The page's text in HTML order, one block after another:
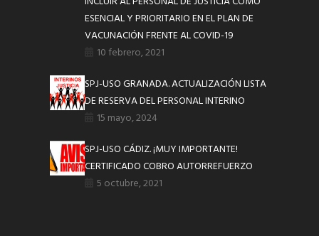
ESENCIAL Y PRIORITARIO EN EL PLAN DE
VACUNACIÓN FRENTE AL COVID-19
10 febrero, 2021
SPJ-USO GRANADA. ACTUALIZACIÓN LISTA
DE RESERVA DEL PERSONAL INTERINO
15 mayo, 2024
SPJ-USO CÁDIZ. ¡MUY IMPORTANTE!
CERTIFICADO COBRO AUTORREFUERZO
5 octubre, 2021